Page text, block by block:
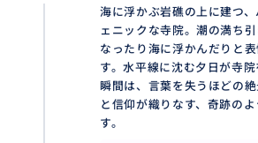
海に浮かぶ岩礁の上に建つ
ェニックな寺院。潮の満ち
なったり海に浮かんだりと
す。水平線に沈む夕日が寺
瞬間は、言葉を失うほどの
と信仰が織りなす、奇跡の
す。